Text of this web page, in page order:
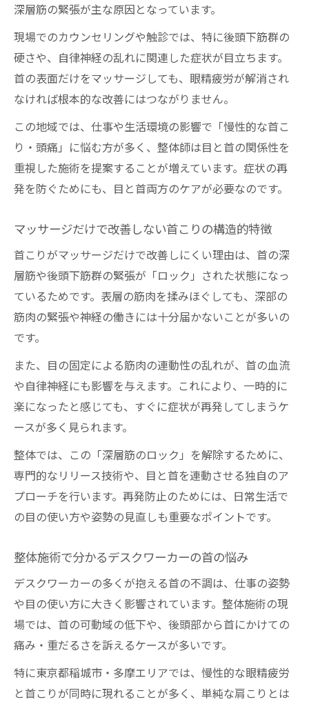
深層筋の緊張が主な原因となっています。
現場でのカウンセリングや触診では、特に後頭下筋群の
硬さや、自律神経の乱れに関連した症状が目立ちます。
首の表面だけをマッサージしても、眼精疲労が解消され
なければ根本的な改善にはつながりません。
この地域では、仕事や生活環境の影響で「慢性的な首こ
り・頭痛」に悩む方が多く、整体師は目と首の関係性を
重視した施術を提案することが増えています。症状の再
発を防ぐためにも、目と首両方のケアが必要なのです。
マッサージだけで改善しない首こりの構造的特徴
首こりがマッサージだけで改善しにくい理由は、首の深
層筋や後頭下筋群の緊張が「ロック」された状態になっ
ているためです。表層の筋肉を揉みほぐしても、深部の
筋肉の緊張や神経の働きには十分届かないことが多いの
です。
また、目の固定による筋肉の連動性の乱れが、首の血流
や自律神経にも影響を与えます。これにより、一時的に
楽になったと感じても、すぐに症状が再発してしまうケ
ースが多く見られます。
整体では、この「深層筋のロック」を解除するために、
専門的なリリース技術や、目と首を連動させる独自のア
プローチを行います。再発防止のためには、日常生活で
の目の使い方や姿勢の見直しも重要なポイントです。
整体施術で分かるデスクワーカーの首の悩み
デスクワーカーの多くが抱える首の不調は、仕事の姿勢
や目の使い方に大きく影響されています。整体施術の現
場では、首の可動域の低下や、後頭部から首にかけての
痛み・重だるさを訴えるケースが多いです。
特に東京都稲城市・多摩エリアでは、慢性的な眼精疲労
と首こりが同時に現れることが多く、単純な肩こりとは